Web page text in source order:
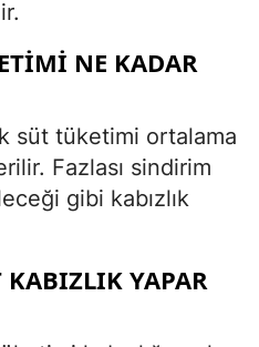
NE KADAR
süt tüketimi ortalama
Fazlası sindirim
gibi kabızlık
KABIZLIK YAPAR